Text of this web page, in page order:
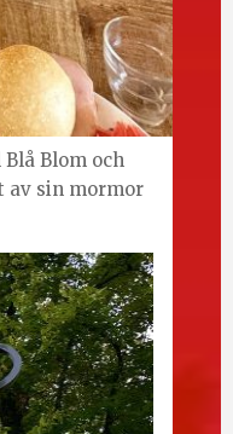
Blom och
av sin mormor